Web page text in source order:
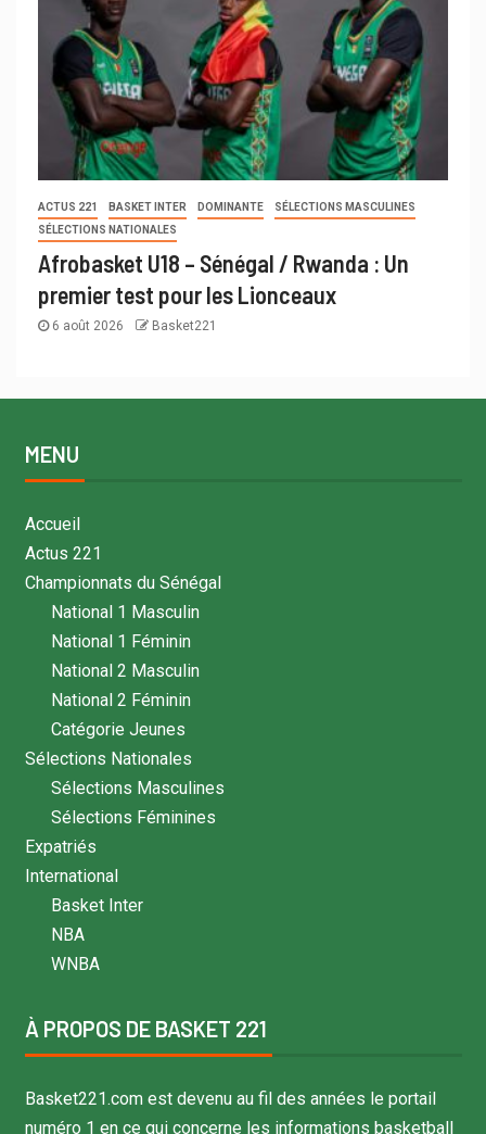
ACTUS 221 BASKET INTER DOMINANTE
SÉLECTIONS MASCULINES
SÉLECTIONS NATIONALES
Afrobasket U18 – Sénégal / Rwanda : Un
premier test pour les Lionceaux
6 août 2026 Basket221
MENU
Accueil
Actus 221
Championnats du Sénégal
National 1 Masculin
National 1 Féminin
National 2 Masculin
National 2 Féminin
Catégorie Jeunes
Sélections Nationales
Sélections Masculines
Sélections Féminines
Expatriés
International
Basket Inter
NBA
WNBA
À PROPOS DE BASKET 221
Basket221.com est devenu au fil des années le portail
numéro 1 en ce qui concerne les informations basketball